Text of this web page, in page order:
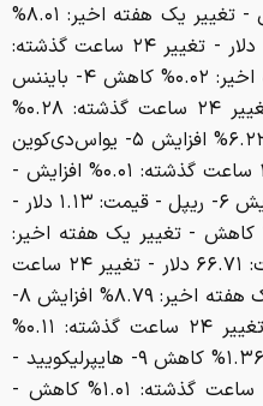
۲۴ ساعت گذشته: ۰.۶۰% کاهش - تغییر یک هفته اخیر: ۸.۰۱%
افزایش ۳- تتر - قیمت: ۰.۹۹۹۵ دلار - تغییر ۲۴ ساعت گذشته:
۰.۰۹% افزایش - تغییر یک هفته اخیر: ۰.۰۲% کاهش ۴- بایننس
کوین - قیمت: ۶۰۰.۲۰ دلار - تغییر ۲۴ ساعت گذشته: ۰.۲۸%
کاهش - تغییر یک هفته اخیر: ۶.۲۲% افزایش ۵- یواس‌دی‌کوین
- قیمت: ۰.۹۹۹۹ دلار - تغییر ۲۴ ساعت گذشته: ۰.۰۱% افزایش -
تغییر یک هفته اخیر: ۰.۰۲% افزایش ۶- ریپل - قیمت: ۱.۱۳ دلار -
۲۴ ساعت گذشته: ۰.۹۶% کاهش - تغییر یک هفته اخیر:
۵.۹۵% افزایش ۷- سولانا - قیمت: ۶۶.۷۱ دلار - تغییر ۲۴ ساعت
گذشته: ۰.۳۱% کاهش - تغییر یک هفته اخیر: ۸.۷۹% افزایش ۸-
ترون - قیمت: ۰.۳۱۵۳ دلار - تغییر ۲۴ ساعت گذشته: ۰.۱۱%
افزایش - تغییر یک هفته اخیر: ۱.۳۶% کاهش ۹- هایپرلیکویید -
قیمت: ۵۸.۳۹ دلار - تغییر ۲۴ ساعت گذشته: ۱.۰۱% کاهش -